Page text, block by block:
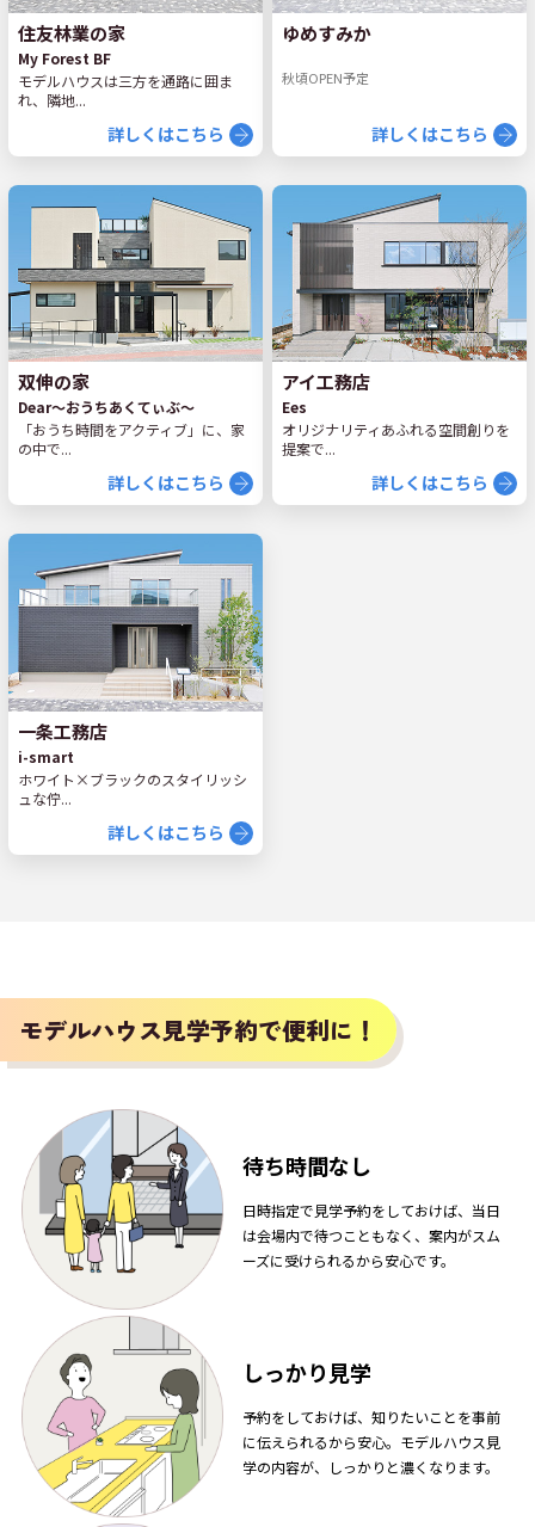
住友林業の家
My Forest BF
モデルハウスは三方を通路に囲ま
れ、隣地...
詳しくはこちら
ゆめすみか
秋頃OPEN予定
詳しくはこちら
双伸の家
Dear～おうちあくてぃぶ～
「おうち時間をアクティブ」に、家
の中で...
詳しくはこちら
アイ工務店
Ees
オリジナリティあふれる空間創りを
提案で...
詳しくはこちら
一条工務店
i-smart
ホワイト×ブラックのスタイリッシ
ュな佇...
詳しくはこちら
モデルハウス見学予約で便利に！
待ち時間なし
日時指定で見学予約をしておけば、当日
は会場内で待つこともなく、案内がスム
ーズに受けられるから安心です。
しっかり見学
予約をしておけば、知りたいことを事前
に伝えられるから安心。モデルハウス見
学の内容が、しっかりと濃くなります。